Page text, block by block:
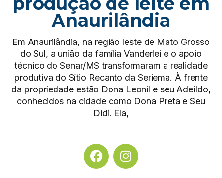
Anaurilândia
Em Anaurilândia, na região leste de Mato Grosso
do Sul, a união da família Vanderlei e o apoio
técnico do Senar/MS transformaram a realidade
produtiva do Sítio Recanto da Seriema. À frente
da propriedade estão Dona Leonil e seu Adeildo,
conhecidos na cidade como Dona Preta e Seu
Didi. Ela,